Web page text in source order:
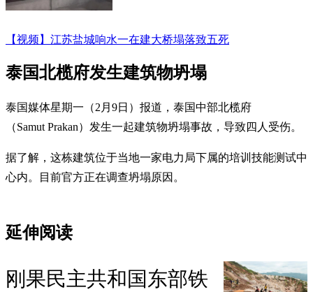
【视频】江苏盐城响水一在建大桥塌落致五死
泰国北榄府发生建筑物坍塌
泰国媒体星期一（2月9日）报道，泰国中部北榄府
（Samut Prakan）发生一起建筑物坍塌事故，导致四人受伤。
据了解，这栋建筑位于当地一家电力局下属的培训技能测试中
心内。目前官方正在调查坍塌原因。
延伸阅读
刚果民主共和国东部铁